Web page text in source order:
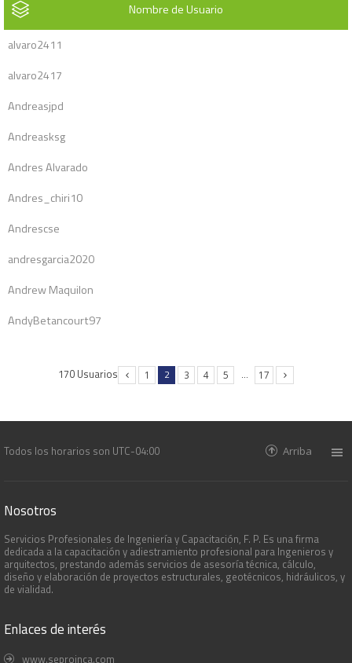
Nombre de Usuario
alvaro2411
alvaro2417
Andreasjpd
Andreasksg
Andres Alvarado
Andres_chiri10
Andrescse
andresgarcia2020
Andrew Maquilon
AndyBetancourt97
170 Usuarios 1 2 3 4 5 … 17
Todos los horarios son UTC-04:00 Arriba
Nosotros
Servicios Profesionales de Ingeniería y Capacitación, F. P. Es una firma
dedicada a la capacitación y adiestramiento profesional para Ingenieros y
arquitectos, prestando además servicios de asesoría técnica, cálculo,
diseño y elaboración de proyectos estructurales, geotécnicos, hidráulicos, y
de vialidad.
Enlaces de interés
www.seproinca.com